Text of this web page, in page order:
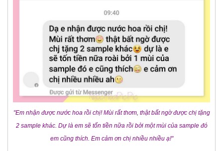
"Em nhận được nước hoa rồi chị! Mùi rất thơm, thật bất ngờ được chị tặng
2 sample khác. Dự là em sẽ tốn tiền nữa rồi bởi một mùi của sample đó
em cũng thích. Em cảm ơn chị nhiều nhiều ạ!"